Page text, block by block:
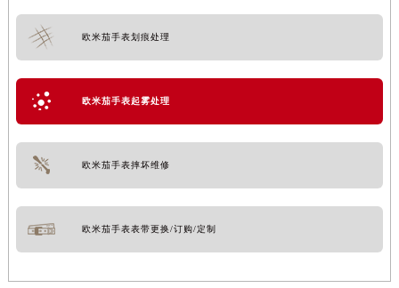
欧米茄手表划痕处理
欧米茄手表起雾处理
欧米茄手表摔坏维修
欧米茄手表表带更换/订购/定制